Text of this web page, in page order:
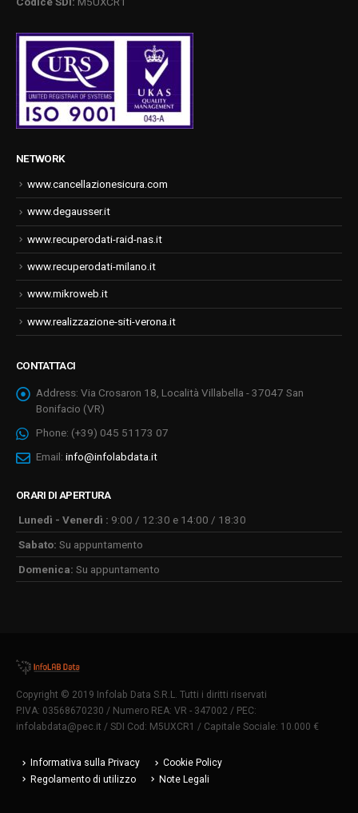
NETWORK
www.cancellazionesicura.com
www.degausser.it
www.recuperodati-raid-nas.it
www.recuperodati-milano.it
www.mikroweb.it
www.realizzazione-siti-verona.it
CONTATTACI
Address: Via Crosaron 18, Località Villabella - 37047 San
Bonifacio (VR)
Phone: (+39) 045 51173 07
Email: info@infolabdata.it
ORARI DI APERTURA
Lunedì - Venerdì : 9:00 / 12:30 e 14:00 / 18:30
Sabato: Su appuntamento
Domenica: Su appuntamento
Copyright © 2019 Infolab Data S.R.L. Tutti i diritti riservati
P.IVA: 03568670230 / Numero REA: VR - 347002 / PEC:
infolabdata@pec.it / SDI Cod: M5UXCR1 / Capitale Sociale: 10.000 €
Informativa sulla Privacy
Cookie Policy
Regolamento di utilizzo
Note Legali